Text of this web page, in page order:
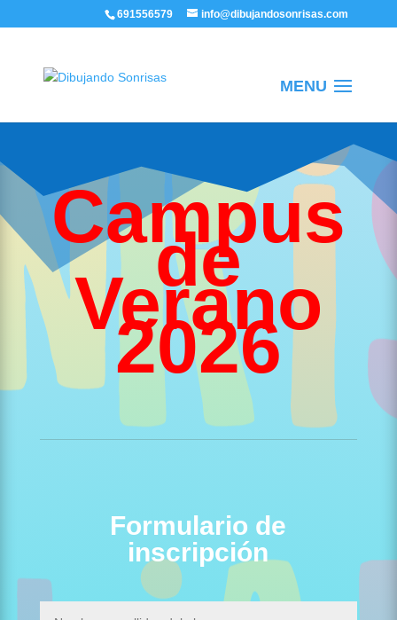
691556579 info@dibujandosonrisas.com
Campus
de
Verano
2026
Formulario de
inscripción